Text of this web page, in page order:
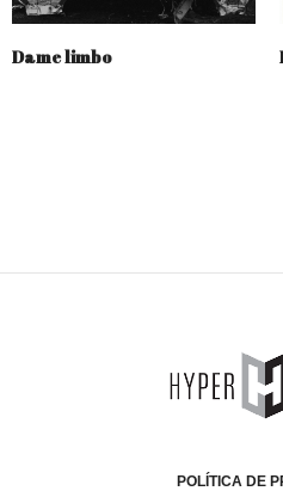
Dame limbo
POLÍTICA DE